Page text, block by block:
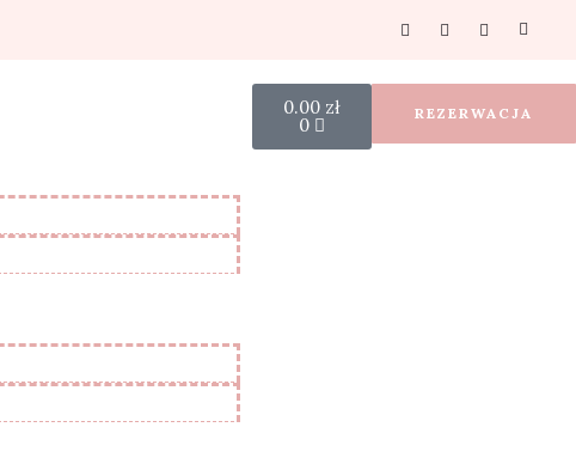
0.00 zł
0
REZERWACJA